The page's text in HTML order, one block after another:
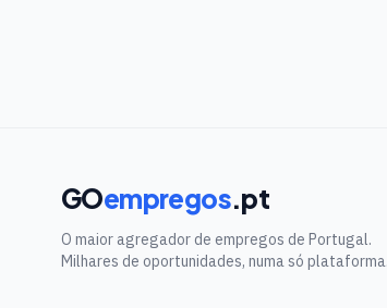
GOempregos.pt
O maior agregador de empregos de Portugal.
Milhares de oportunidades, numa só plataforma.